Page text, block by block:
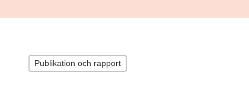
Publikation och rapport